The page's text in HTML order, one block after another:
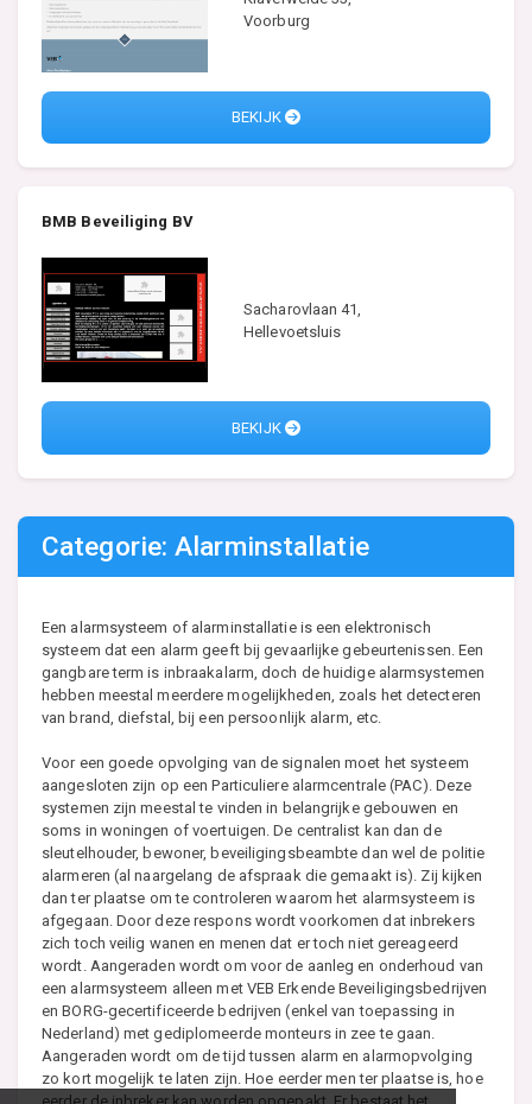
Voorburg
BEKIJK
BMB Beveiliging BV
Sacharovlaan 41,
Hellevoetsluis
BEKIJK
Categorie: Alarminstallatie
Een alarmsysteem of alarminstallatie is een elektronisch
systeem dat een alarm geeft bij gevaarlijke gebeurtenissen. Een
gangbare term is inbraakalarm, doch de huidige alarmsystemen
hebben meestal meerdere mogelijkheden, zoals het detecteren
van brand, diefstal, bij een persoonlijk alarm, etc.
Voor een goede opvolging van de signalen moet het systeem
aangesloten zijn op een Particuliere alarmcentrale (PAC). Deze
systemen zijn meestal te vinden in belangrijke gebouwen en
soms in woningen of voertuigen. De centralist kan dan de
sleutelhouder, bewoner, beveiligingsbeambte dan wel de politie
alarmeren (al naargelang de afspraak die gemaakt is). Zij kijken
dan ter plaatse om te controleren waarom het alarmsysteem is
afgegaan. Door deze respons wordt voorkomen dat inbrekers
zich toch veilig wanen en menen dat er toch niet gereageerd
wordt. Aangeraden wordt om voor de aanleg en onderhoud van
een alarmsysteem alleen met VEB Erkende Beveiligingsbedrijven
en BORG-gecertificeerde bedrijven (enkel van toepassing in
Nederland) met gediplomeerde monteurs in zee te gaan.
Aangeraden wordt om de tijd tussen alarm en alarmopvolging
zo kort mogelijk te laten zijn. Hoe eerder men ter plaatse is, hoe